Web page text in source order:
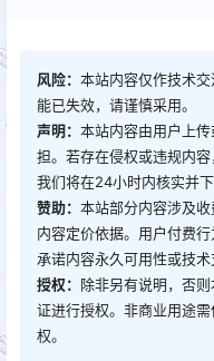
风险： 本站内容仅作技术
能已失效，请谨慎采用。
声明： 本站内容由用户上
担。若存在侵权或违规内容
我们将在24小时内核实并下
赞助： 本站部分内容涉及
内容定价依据。用户付费
承诺内容永久可用性或技术
授权： 除非另有说明，否
证进行授权。非商业用途
权。